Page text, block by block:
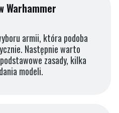
Warhammer
armii, która podoba
Następnie warto
zasady, kilka
modeli.